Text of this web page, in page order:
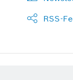
RSS-